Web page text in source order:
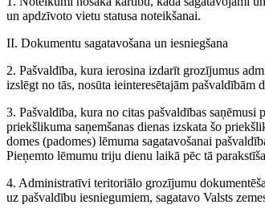
un apdzīvoto vietu statusa noteikšanai.
II. Dokumentu sagatavošana un iesniegšana
2. Pašvaldība, kura ierosina izdarīt grozījumus
izslēgt no tās, nosūta ieinteresētajām pašvaldībām
3. Pašvaldība, kura no citas pašvaldības
priekšlikuma saņemšanas dienas izskata šo
domes (padomes) lēmuma sagatavošanai
Pieņemto lēmumu triju dienu laikā pēc tā
4. Administratīvi teritoriālo grozījumu
uz pašvaldību iesniegumiem, sagatavo Valsts